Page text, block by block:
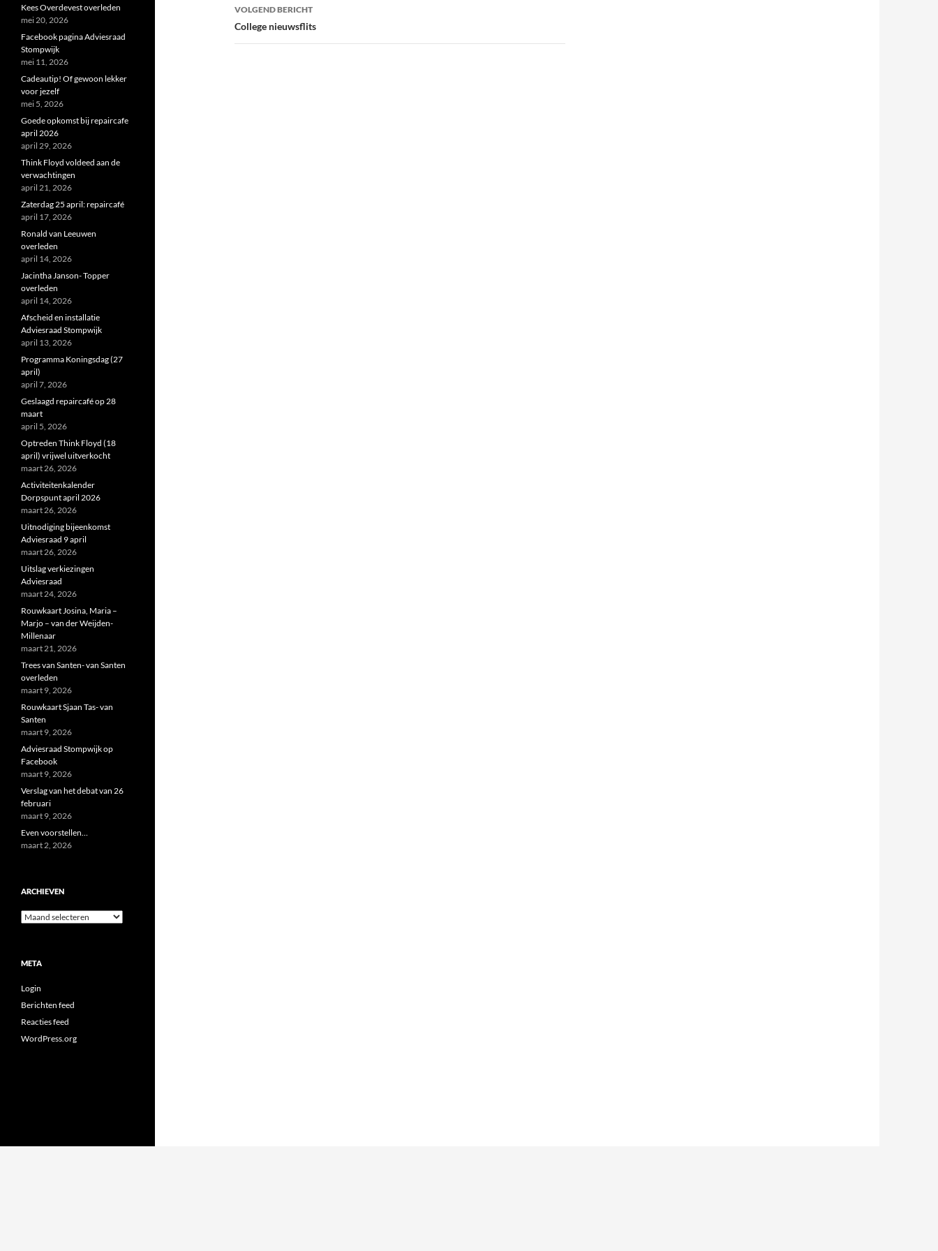
VOLGEND BERICHT
College nieuwsflits
Kees Overdevest overleden
mei 20, 2026
Facebook pagina Adviesraad
Stompwijk
mei 11, 2026
Cadeautip! Of gewoon lekker
voor jezelf
mei 5, 2026
Goede opkomst bij repaircafe
april 2026
april 29, 2026
Think Floyd voldeed aan de
verwachtingen
april 21, 2026
Zaterdag 25 april: repaircafé
april 17, 2026
Ronald van Leeuwen
overleden
april 14, 2026
Jacintha Janson- Topper
overleden
april 14, 2026
Afscheid en installatie
Adviesraad Stompwijk
april 13, 2026
Programma Koningsdag (27
april)
april 7, 2026
Geslaagd repaircafé op 28
maart
april 5, 2026
Optreden Think Floyd (18
april) vrijwel uitverkocht
maart 26, 2026
Activiteitenkalender
Dorpspunt april 2026
maart 26, 2026
Uitnodiging bijeenkomst
Adviesraad 9 april
maart 26, 2026
Uitslag verkiezingen
Adviesraad
maart 24, 2026
Rouwkaart Josina, Maria –
Marjo – van der Weijden-
Millenaar
maart 21, 2026
Trees van Santen- van Santen
overleden
maart 9, 2026
Rouwkaart Sjaan Tas- van
Santen
maart 9, 2026
Adviesraad Stompwijk op
Facebook
maart 9, 2026
Verslag van het debat van 26
februari
maart 9, 2026
Even voorstellen…
maart 2, 2026
ARCHIEVEN
Archieven
META
Login
Berichten feed
Reacties feed
WordPress.org